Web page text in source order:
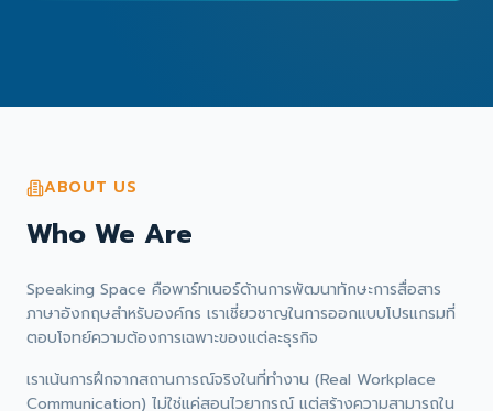
ABOUT US
Who We Are
Speaking Space คือพาร์ทเนอร์ด้านการพัฒนาทักษะการสื่อสาร
ภาษาอังกฤษสำหรับองค์กร เราเชี่ยวชาญในการออกแบบโปรแกรมที่
ตอบโจทย์ความต้องการเฉพาะของแต่ละธุรกิจ
เราเน้นการฝึกจากสถานการณ์จริงในที่ทำงาน (Real Workplace
Communication) ไม่ใช่แค่สอนไวยากรณ์ แต่สร้างความสามารถใน